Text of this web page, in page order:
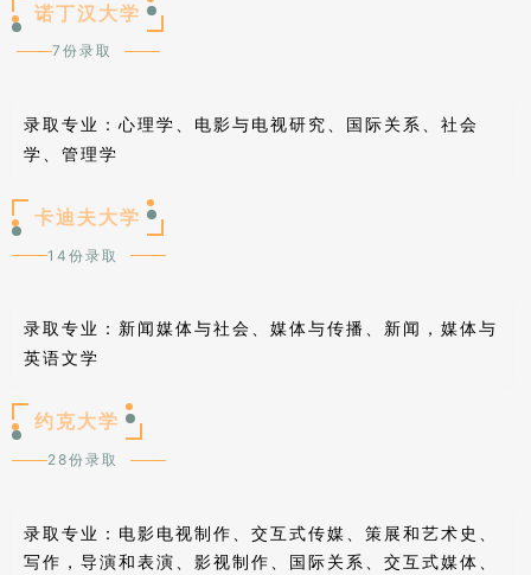
诺丁汉大学
7份录取
录取专业： 心理学、电影与电视研究、国际关系、社会
学、管理学
卡迪夫大学
14份录取
录取专业： 新闻媒体与社会、媒体与传播、新闻，媒体与
英语文学
约克大学
28份录取
录取专业： 电影电视制作、交互式传媒、策展和艺术史、
写作，导演和表演、影视制作、国际关系、交互式媒体、